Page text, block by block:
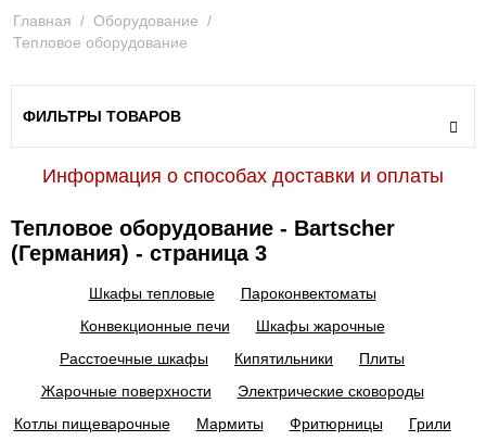
Главная / Оборудование /
Тепловое оборудование
ФИЛЬТРЫ ТОВАРОВ
Информация о способах доставки и оплаты
Тепловое оборудование - Bartscher
(Германия) - страница 3
Шкафы тепловые
Пароконвектоматы
Конвекционные печи
Шкафы жарочные
Расстоечные шкафы
Кипятильники
Плиты
Жарочные поверхности
Электрические сковороды
Котлы пищеварочные
Мармиты Фритюрницы
Грили